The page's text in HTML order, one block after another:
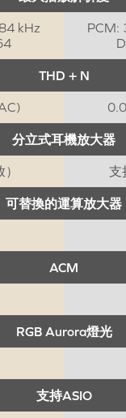
kHz
PCM:
THD + N
分立式耳機放大器
支
可替換的運算放大器
ACM
RGB Aurora燈光
支持ASIO